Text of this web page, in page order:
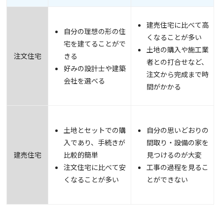
注文住宅
自分の理想の形の住
宅を建てることがで
きる
好みの設計士や建築
会社を選べる
建売住宅に比べて高
くなることが多い
土地の購入や施工業
者との打合せなど、
注文から完成まで時
間がかかる
建売住宅
土地とセットでの購
入であり、手続きが
比較的簡単
注文住宅に比べて安
くなることが多い
自分の思いどおりの
間取り・設備の家を
見つけるのが大変
工事の過程を見るこ
とができない